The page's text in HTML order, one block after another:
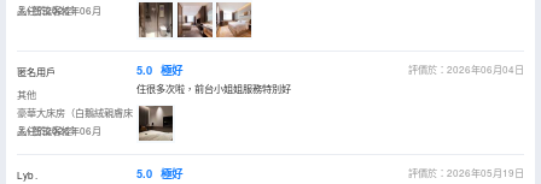
品+智能客控）
入住於2026年06月
匿名用戶
其他
豪華大床房（白鵝絨親膚床
品+智能客控）
入住於2026年06月
5.0 極好
評價於：2026年06月04日
住很多次啦，前台小姐姐服務特別好
Lyb .
5.0 極好
評價於：2026年05月19日